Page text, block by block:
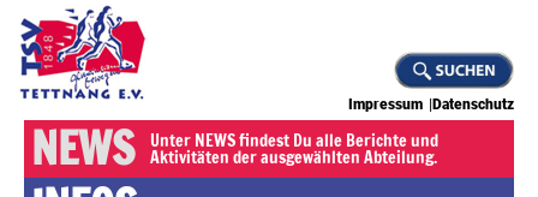
Impressum Datenschutz
NEWS Unter NEWS findest Du alle Berichte und
Aktivitäten der ausgewählten Abteilung.